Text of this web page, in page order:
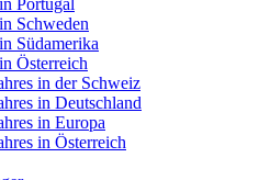
Schweden
Südamerika
Österreich
in der Schweiz
in Deutschland
in Europa
in Österreich